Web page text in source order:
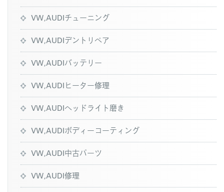
VW,AUDIチューニング
VW,AUDIデントリペア
VW,AUDIバッテリー
VW,AUDIヒーター修理
VW,AUDIヘッドライト磨き
VW,AUDIボディーコーティング
VW,AUDI中古パーツ
VW,AUDI修理